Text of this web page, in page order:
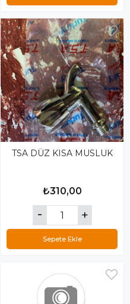
TSA DÜZ KISA MUSLUK
₺310,00
Sepete Ekle